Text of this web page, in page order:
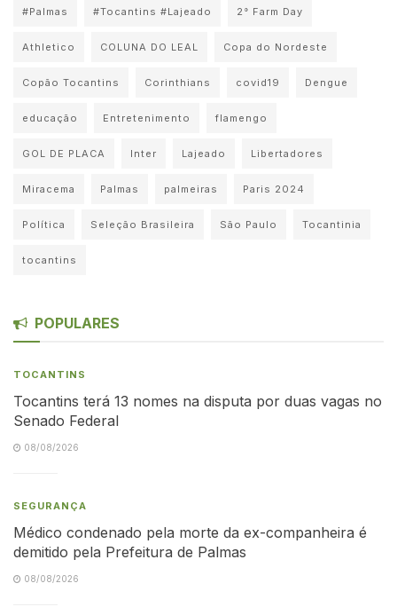
#Palmas #Tocantins #Lajeado 2° Farm Day
Athletico COLUNA DO LEAL Copa do Nordeste
Copão Tocantins Corinthians covid19 Dengue
educação Entretenimento flamengo
GOL DE PLACA Inter Lajeado Libertadores
Miracema Palmas palmeiras Paris 2024
Política Seleção Brasileira São Paulo Tocantinia
tocantins
POPULARES
TOCANTINS
Tocantins terá 13 nomes na disputa por duas vagas no
Senado Federal
08/08/2026
SEGURANÇA
Médico condenado pela morte da ex-companheira é
demitido pela Prefeitura de Palmas
08/08/2026